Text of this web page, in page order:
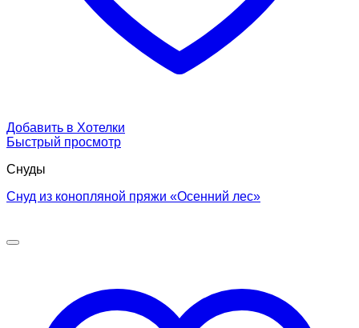
Добавить в Хотелки
Быстрый просмотр
Снуды
Снуд из конопляной пряжи «Осенний лес»